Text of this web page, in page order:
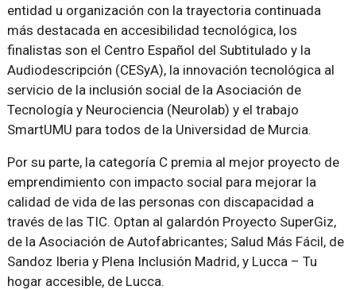
entidad u organización con la trayectoria continuada
más destacada en accesibilidad tecnológica, los
finalistas son el Centro Español del Subtitulado y la
Audiodescripción (CESyA), la innovación tecnológica al
servicio de la inclusión social de la Asociación de
Tecnología y Neurociencia (Neurolab) y el trabajo
SmartUMU para todos de la Universidad de Murcia.
Por su parte, la categoría C premia al mejor proyecto de
emprendimiento con impacto social para mejorar la
calidad de vida de las personas con discapacidad a
través de las TIC. Optan al galardón Proyecto SuperGiz,
de la Asociación de Autofabricantes; Salud Más Fácil, de
Sandoz Iberia y Plena Inclusión Madrid, y Lucca – Tu
hogar accesible, de Lucca.